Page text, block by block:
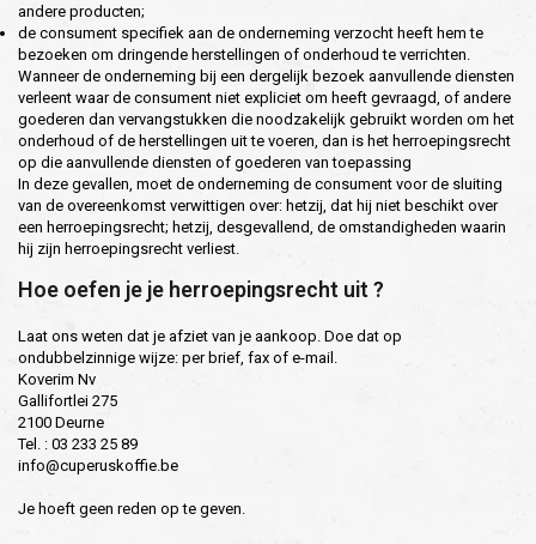
andere producten;
de consument specifiek aan de onderneming verzocht heeft hem te
bezoeken om dringende herstellingen of onderhoud te verrichten.
Wanneer de onderneming bij een dergelijk bezoek aanvullende diensten
verleent waar de consument niet expliciet om heeft gevraagd, of andere
goederen dan vervangstukken die noodzakelijk gebruikt worden om het
onderhoud of de herstellingen uit te voeren, dan is het herroepingsrecht
op die aanvullende diensten of goederen van toepassing
In deze gevallen, moet de onderneming de consument voor de sluiting
van de overeenkomst verwittigen over: hetzij, dat hij niet beschikt over
een herroepingsrecht; hetzij, desgevallend, de omstandigheden waarin
hij zijn herroepingsrecht verliest.
Hoe oefen je je herroepingsrecht uit ?
Laat ons weten dat je afziet van je aankoop. Doe dat op
ondubbelzinnige wijze: per brief, fax of e-mail.
Koverim Nv
Gallifortlei 275
2100 Deurne
Tel. : 03 233 25 89
info@cuperuskoffie.be
Je hoeft geen reden op te geven.